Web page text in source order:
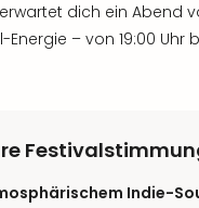
dich ein Abend
– von 19:00 Uhr
Indie-